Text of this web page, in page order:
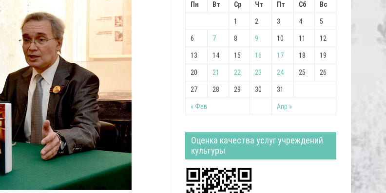
Пн
Вт Ср Чт Пт Сб Вс
« Фев Апр »
1 2 3 4 5
6 7 8 9 10 11 12
13 14 15 16 17 18 19
20 21 22 23 24 25 26
27 28 29 30 31
Оценка качества услуг учреждений
культуры